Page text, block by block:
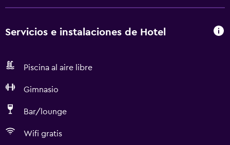
Servicios e instalaciones de Hotel
Piscina al aire libre
Gimnasio
Bar/lounge
Wifi gratis